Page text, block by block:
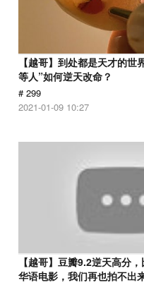
【越哥】到处都是天才的世
等人”如何逆天改命？
# 299
2021-01-09 10:27
【越哥】豆瓣9.2逆天高分
华语电影，我们再也拍不出